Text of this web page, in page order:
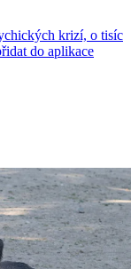
krizí, o tisíc
do aplikace